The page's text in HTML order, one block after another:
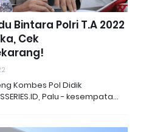
Bintara Polri T.A 2022
Cek
Kombes Pol Didik
Palu - kesempata…